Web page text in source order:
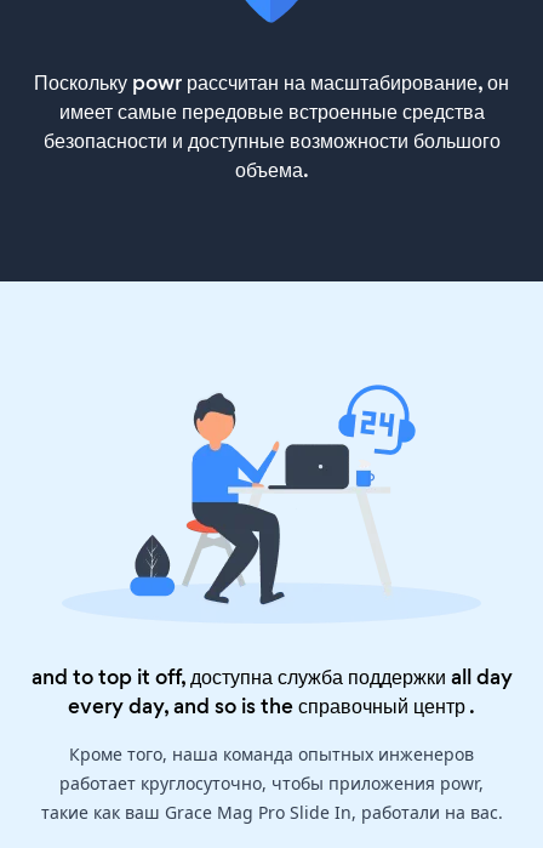
Поскольку powr рассчитан на масштабирование, он
имеет самые передовые встроенные средства
безопасности и доступные возможности большого
объема.
and to top it off, доступна служба поддержки all day
every day, and so is theсправочный центр.
Кроме того, наша команда опытных инженеров
работает круглосуточно, чтобы приложения powr,
такие как ваш Grace Mag Pro Slide In, работали на вас.